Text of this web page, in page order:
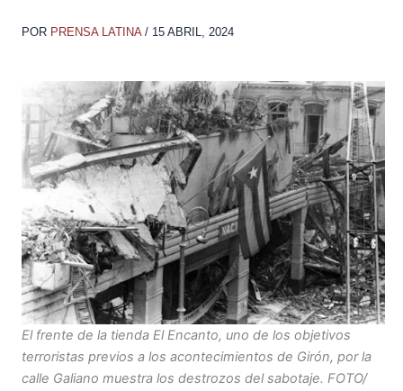
POR PRENSA LATINA / 15 ABRIL, 2024
El frente de la tienda El Encanto, uno de los objetivos
terroristas previos a los acontecimientos de Girón, por la
calle Galiano muestra los destrozos del sabotaje. FOTO/